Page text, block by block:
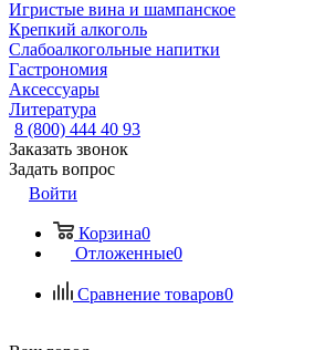
Игристые вина и шампанское
Крепкий алкоголь
Слабоалкогольные напитки
Гастрономия
Аксессуары
Литература
8 (800) 444 40 93
Заказать звонок
Задать вопрос
Войти
Корзина0
Отложенные0
Сравнение товаров0